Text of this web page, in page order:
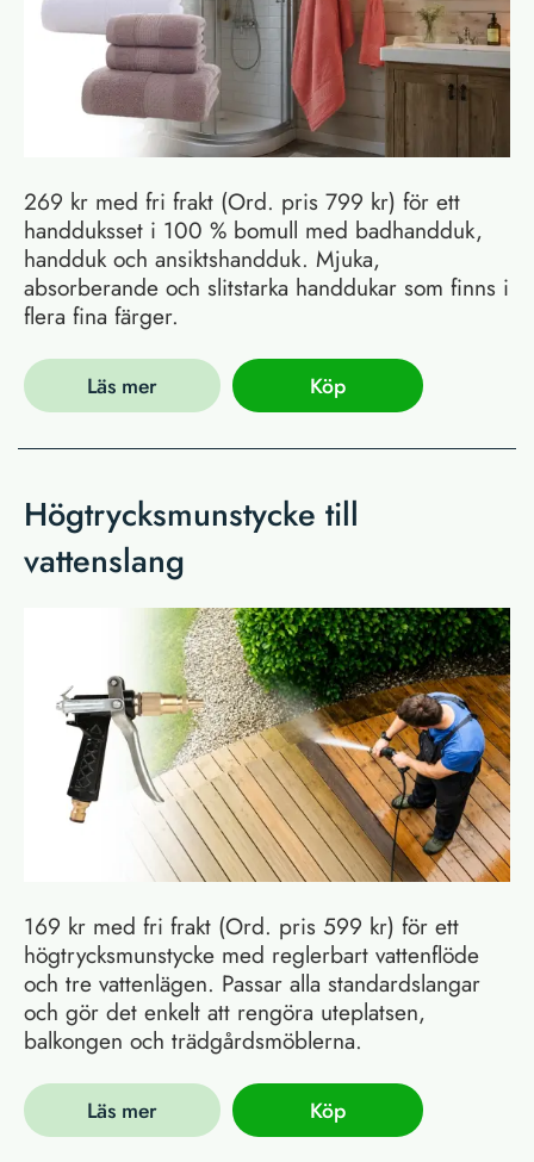
269 kr med fri frakt (Ord. pris 799 kr) för ett
handduksset i 100 % bomull med badhandduk,
handduk och ansiktshandduk. Mjuka,
absorberande och slitstarka handdukar som finns i
flera fina färger.
Läs mer Köp
Högtrycksmunstycke till
vattenslang
169 kr med fri frakt (Ord. pris 599 kr) för ett
högtrycksmunstycke med reglerbart vattenflöde
och tre vattenlägen. Passar alla standardslangar
och gör det enkelt att rengöra uteplatsen,
balkongen och trädgårdsmöblerna.
Läs mer Köp